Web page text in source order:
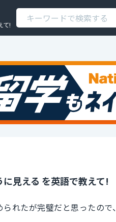
て!
見える を英語で教えて!
れたが完璧だと思ったの